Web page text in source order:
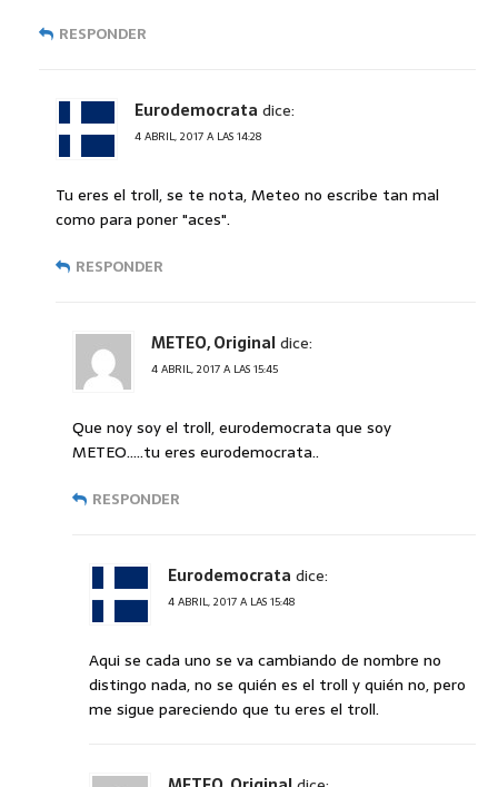
RESPONDER
Eurodemocrata dice:
4 ABRIL, 2017 A LAS 14:28
Tu eres el troll, se te nota, Meteo no escribe tan mal
como para poner "aces".
RESPONDER
METEO, Originaldice:
4 ABRIL, 2017 A LAS 15:45
Que noy soy el troll, eurodemocrata que soy
METEO…..tu eres eurodemocrata..
RESPONDER
Eurodemocrata dice:
4 ABRIL, 2017 A LAS 15:48
Aqui se cada uno se va cambiando de nombre no
distingo nada, no se quién es el troll y quién no, pero
me sigue pareciendo que tu eres el troll.